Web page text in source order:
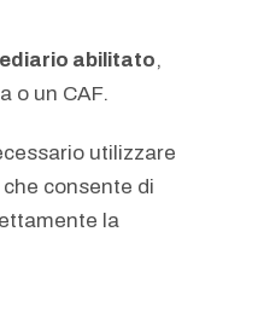
abilitato,
o un CAF.
utilizzare
che consente di
la